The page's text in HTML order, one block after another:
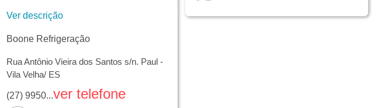
Ver descrição
Boone Refrigeração
Rua Antônio Vieira dos Santos s/n. Paul -
Vila Velha/ ES
(27) 9950...ver telefone